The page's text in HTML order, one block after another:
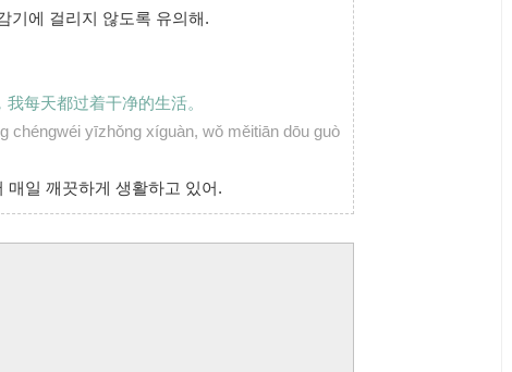
기에 걸리지 않도록 유의해.
每天都过着干净的生活。
chéngwéi yīzhǒng xíguàn, wǒ měitiān dōu guò
매일 깨끗하게 생활하고 있어.